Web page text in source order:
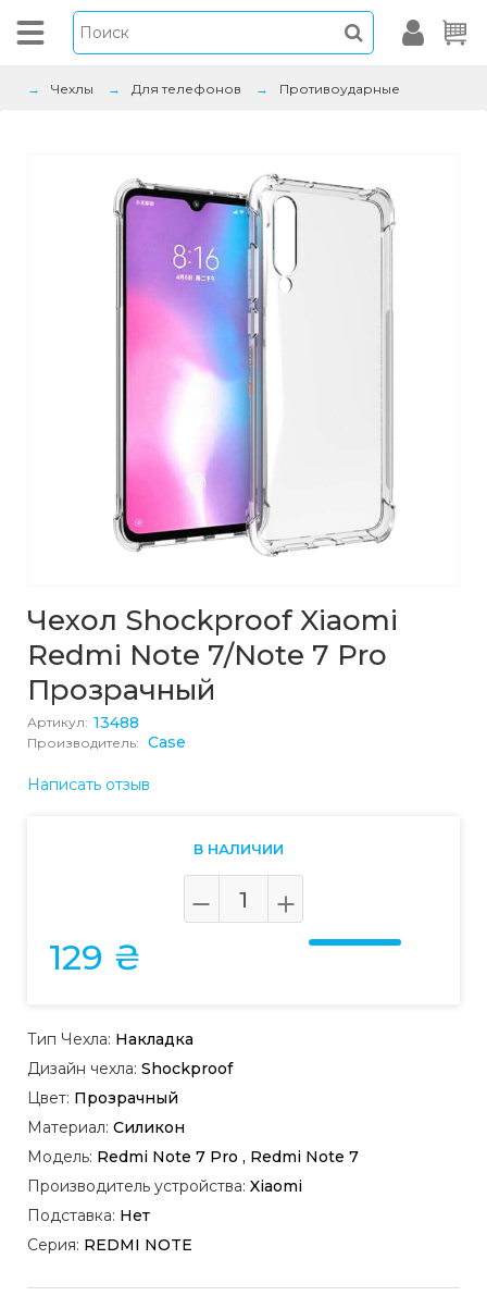
Чехлы Для телефонов Противоударные
Чехол Shockproof Xiaomi
Redmi Note 7/Note 7 Pro
Прозрачный
Артикул: 13488
Производитель: Case
Написать отзыв
В НАЛИЧИИ
129 ₴
Тип Чехла: Накладка
Дизайн чехла: Shockproof
Цвет: Прозрачный
Материал: Силикон
Модель: Redmi Note 7 Pro , Redmi Note 7
Производитель устройства: Xiaomi
Подставка: Нет
Серия: REDMI NOTE